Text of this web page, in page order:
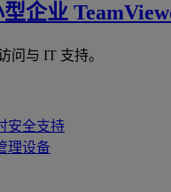
企业
问与 IT 支持。
安全支持
理设备